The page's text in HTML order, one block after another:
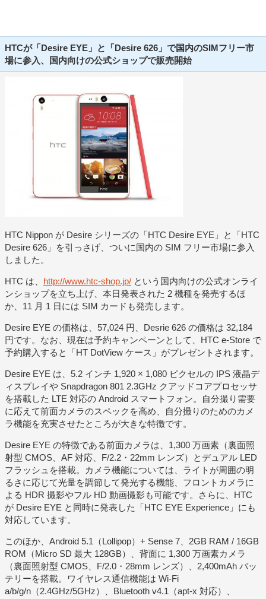
HTCが「Desire EYE」と「Desire 626」で国内のSIMフリー市
場に参入、国内向けの公式ショップで販売開始
HTC Nippon が Desire シリーズの「HTC Desire EYE」と「HTC
Desire 626」を引っさげ、ついに国内の SIM フリー市場に参入
しました。
HTC は、 http://www.htc-shop.jp/ という国内向けの公式オンライ
ンショップを立ち上げ、本日発表された 2 機種を発売するほ
か、11 月 1 日には SIM カードも発売します。
Desire EYE の価格は、57,024 円、Desrie 626 の価格は 32,184
円です。なお、現在は予約キャンペーンとして、HTC e-Store で
予約購入すると「HT DotView ケース」がプレゼントされます。
Desire EYE は、5.2 インチ 1,920 × 1,080 ピクセルの IPS 液晶デ
ィスプレイや Snapdragon 801 2.3GHz クアッドコアプロセッサ
を搭載した LTE 対応の Android スマートフォン。自分撮り需要
に応えて前面カメラのスペックを高め、自分撮りのためのカメ
ラ機能を充実させたところが大きな特徴です。
Desire EYE の特徴である前面カメラは、1,300 万画素（裏面照
射型 CMOS、AF 対応、F/2.2・22mm レンズ）とデュアル LED
フラッシュを搭載。カメラ機能については、ライトが周囲の明
るさに応じて光量を調節して発光する機能、フロントカメラに
よる HDR 撮影やフル HD 動画撮影も可能です。さらに、HTC
が Desire EYE と同時に発表した「HTC EYE Experience」にも
対応しています。
このほか、Android 5.1（Lollipop）+ Sense 7、2GB RAM / 16GB
ROM（Micro SD 最大 128GB）、背面に 1,300 万画素カメラ
（裏面照射型 CMOS、F/2.0・28mm レンズ）、2,400mAh バッ
テリーを搭載。ワイヤレス通信機能は Wi-Fi
a/b/g/n（2.4GHz/5GHz）、Bluetooth v4.1（apt-x 対応）、